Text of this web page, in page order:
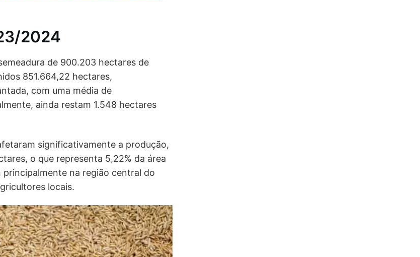
2024
de 900.203 hectares de
851.664,22 hectares,
com uma média de
ainda restam 1.548 hectares
significativamente a produção,
o que representa 5,22% da área
na região central do
locais.